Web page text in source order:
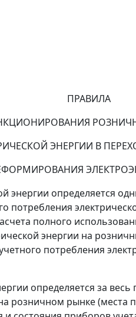
ПРАВИЛА
ЭНЕРГИИ В
энергии определяется
полного
энергии на
потребления
определяется за
розничном рынке